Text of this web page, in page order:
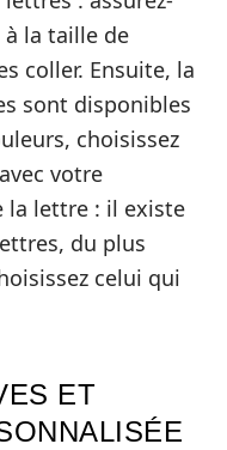
à la taille de
coller. Ensuite, la
sont disponibles
choisissez
votre
la lettre : il existe
du plus
celui qui
ET